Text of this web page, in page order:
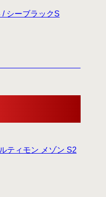
シーブラックS
ティモン メゾン S2